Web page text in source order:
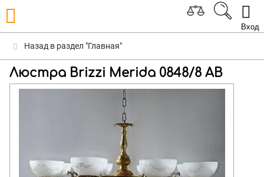
Вход
Назад в раздел "Главная"
Люстра Brizzi Merida 0848/8 AB